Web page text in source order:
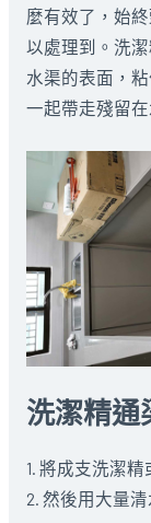
麼有效了，始
以處理到。洗
水渠的表面，
一起帶走殘留
洗潔精通
1. 將成支洗潔
2. 然後用大量